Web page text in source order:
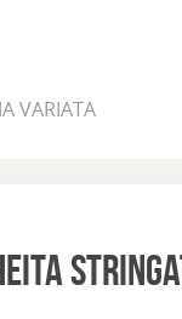
VARIATA